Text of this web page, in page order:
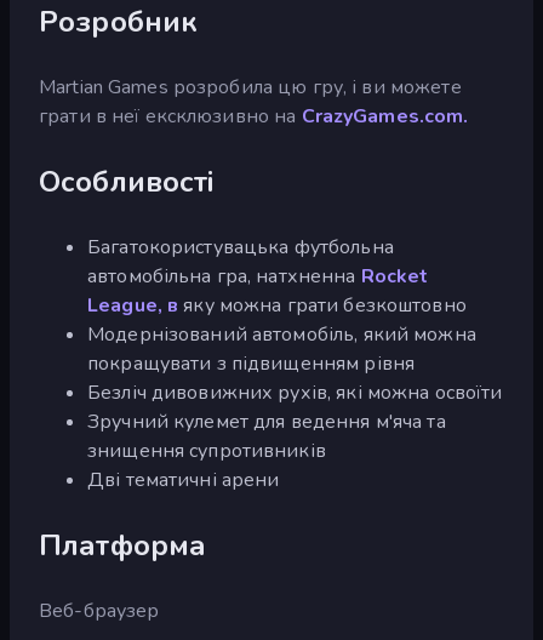
Розробник
Martian Games розробила цю гру, і ви можете
грати в неї ексклюзивно на CrazyGames.com.
Особливості
Багатокористувацька футбольна
автомобільна гра, натхненна Rocket
League, в яку можна грати безкоштовно
Модернізований автомобіль, який можна
покращувати з підвищенням рівня
Безліч дивовижних рухів, які можна освоїти
Зручний кулемет для ведення м'яча та
знищення супротивників
Дві тематичні арени
Платформа
Веб-браузер